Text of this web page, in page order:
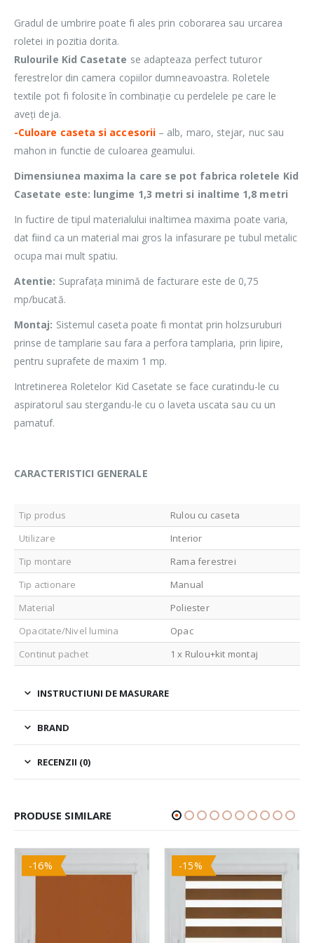
Gradul de umbrire poate fi ales prin coborarea sau urcarea
roletei in pozitia dorita.
Rulourile Kid Casetate se adapteaza perfect tuturor
ferestrelor din camera copiilor dumneavoastra. Roletele
textile pot fi folosite în combinație cu perdelele pe care le
aveți deja.
-Culoare caseta si accesorii– alb, maro, stejar, nuc sau
mahon in functie de culoarea geamului.
Dimensiunea maxima la care se pot fabrica roletele Kid
Casetate este: lungime 1,3 metri si inaltime 1,8 metri
In fuctire de tipul materialului inaltimea maxima poate varia,
dat fiind ca un material mai gros la infasurare pe tubul metalic
ocupa mai mult spatiu.
Atentie: Suprafața minimă de facturare este de 0,75
mp/bucată.
Montaj: Sistemul caseta poate fi montat prin holzsuruburi
prinse de tamplarie sau fara a perfora tamplaria, prin lipire,
pentru suprafete de maxim 1 mp.
Intretinerea Roletelor Kid Casetate se face curatindu-le cu
aspiratorul sau stergandu-le cu o laveta uscata sau cu un
pamatuf.
CARACTERISTICI GENERALE
Tip produs
Rulou cu caseta
Utilizare
Interior
Tip montare
Rama ferestrei
Tip actionare
Manual
Material
Poliester
Opacitate/Nivel lumina
Opac
Continut pachet
1 x Rulou+kit montaj
INSTRUCTIUNI DE MASURARE
BRAND
RECENZII (0)
PRODUSE SIMILARE
-16% -15%